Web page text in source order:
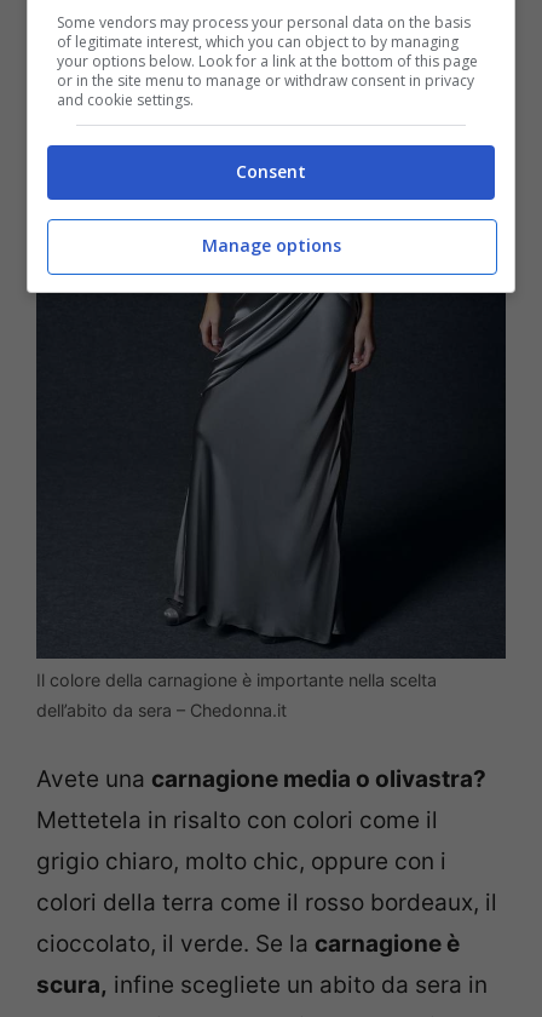
Il colore della carnagione è importante nella scelta
dell’abito da sera – Chedonna.it
Avete una carnagione media o olivastra?
Mettetela in risalto con colori come il
grigio chiaro, molto chic, oppure con i
colori della terra come il rosso bordeaux, il
cioccolato, il verde. Se la carnagione è
scura, infine scegliete un abito da sera in
Some vendors may process your personal data on the basis
of legitimate interest, which you can object to by managing
your options below. Look for a link at the bottom of this page
or in the site menu to manage or withdraw consent in privacy
and cookie settings.
Consent
Manage options